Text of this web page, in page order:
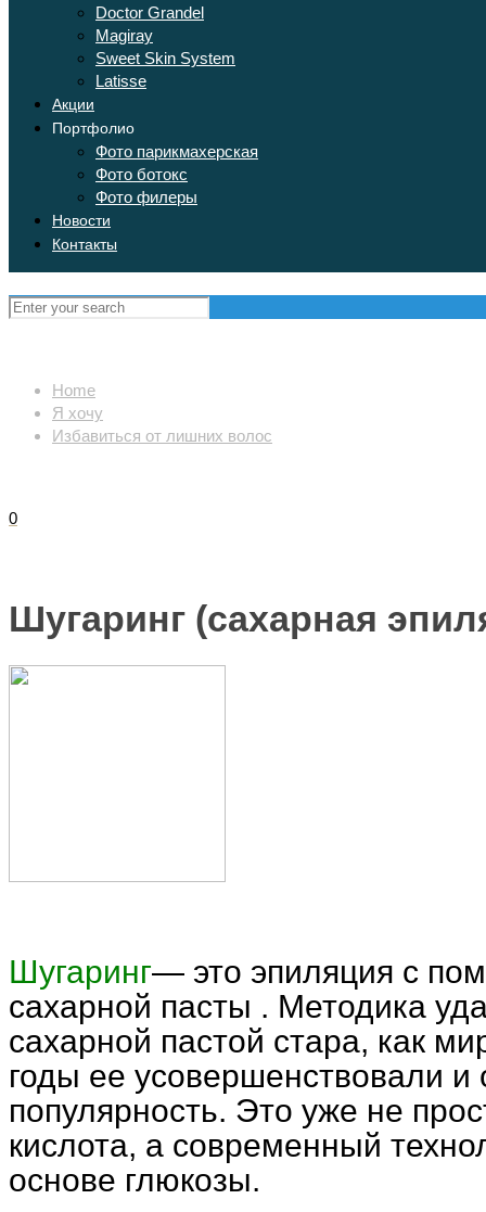
Doctor Grandel
Magiray
Sweet Skin System
Latisse
Акции
Портфолио
Фото парикмахерская
Фото ботокс
Фото филеры
Новости
Контакты
Home
Я хочу
Избавиться от лишних волос
0
Шугаринг (сахарная
Шугаринг— это эпиляция с
сахарной пасты . Методика
сахарной пастой стара, как
годы ее усовершенствовали
популярность. Это уже не
кислота, а современный
основе глюкозы.